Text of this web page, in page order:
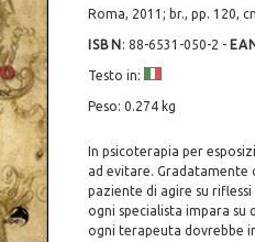
Roma, 2011; br., pp. 120,
ISBN : 88-6531-050-2 -
Testo in:
Peso: 0.274 kg
In psicoterapia per
ad evitare.
paziente di agire su
ogni specialista impara su
ogni terapeuta dovrebbe